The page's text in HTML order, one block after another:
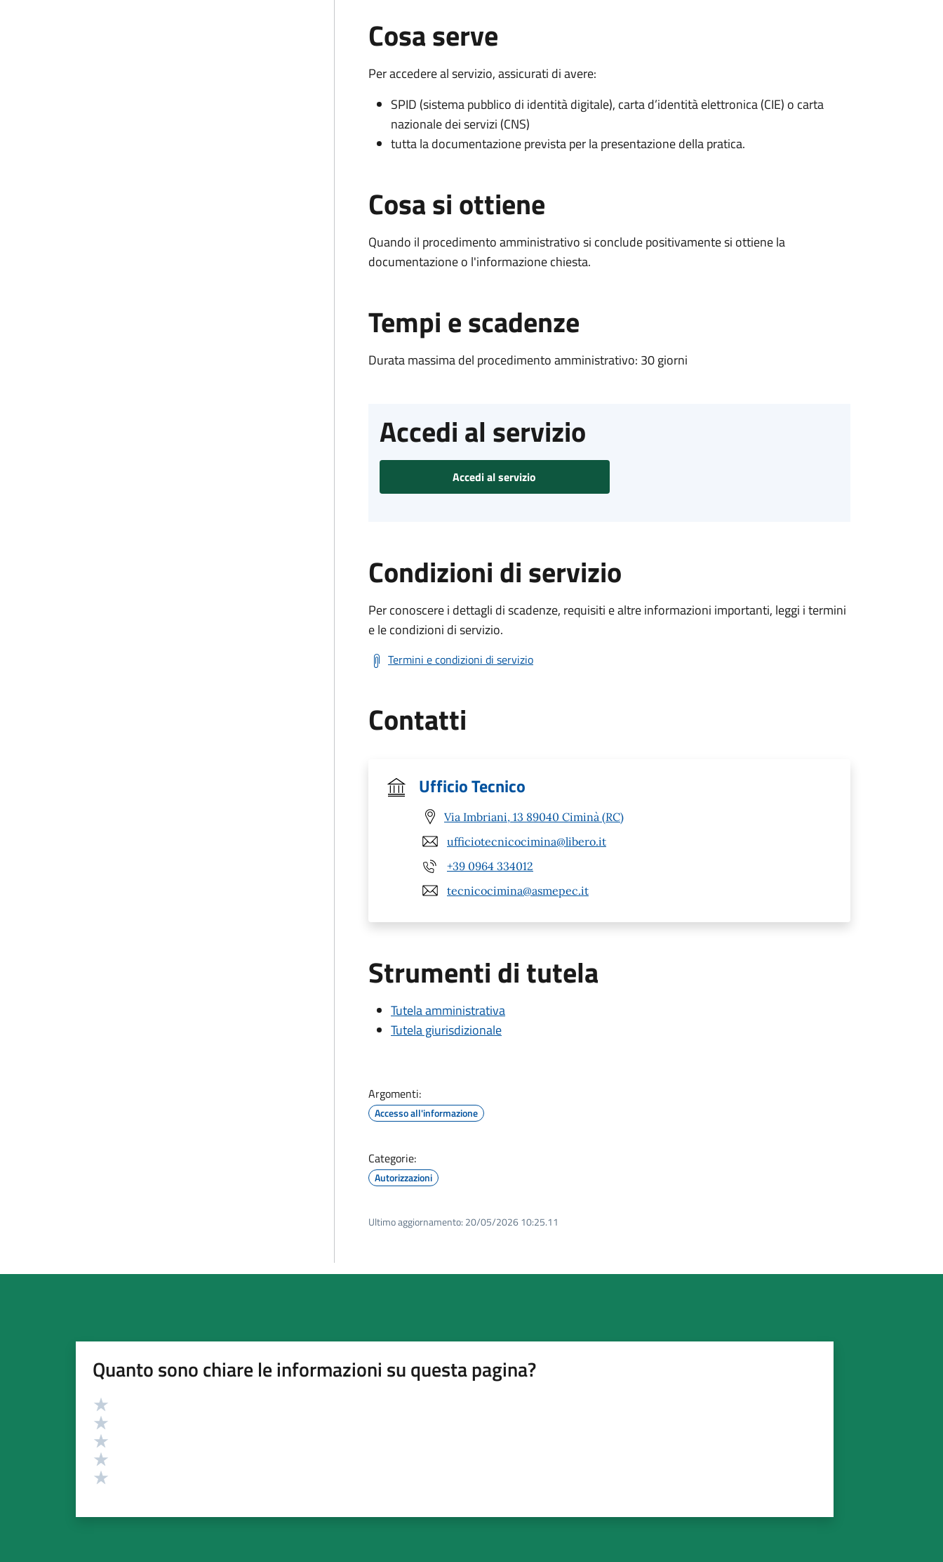
Cosa serve
Per accedere al servizio, assicurati di avere:
SPID (sistema pubblico di identità digitale), carta d’identità elettronica (CIE) o carta
nazionale dei servizi (CNS)
tutta la documentazione prevista per la presentazione della pratica.
Cosa si ottiene
Quando il procedimento amministrativo si conclude positivamente si ottiene la
documentazione o l'informazione chiesta.
Tempi e scadenze
Durata massima del procedimento amministrativo: 30 giorni
Accedi al servizio
Accedi al servizio
Condizioni di servizio
Per conoscere i dettagli di scadenze, requisiti e altre informazioni importanti, leggi i termini
e le condizioni di servizio.
Termini e condizioni di servizio
Contatti
Ufficio Tecnico
Via Imbriani, 13 89040 Ciminà (RC)
ufficiotecnicocimina@libero.it
+39 0964 334012
tecnicocimina@asmepec.it
Strumenti di tutela
Tutela amministrativa
Tutela giurisdizionale
Argomenti:
Accesso all'informazione
Categorie:
Autorizzazioni
Ultimo aggiornamento: 20/05/2026 10:25.11
Quanto sono chiare le informazioni su questa pagina?
Valutazione